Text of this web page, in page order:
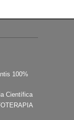
100%
Científica